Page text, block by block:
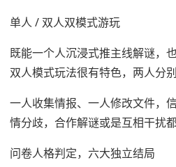
单人 / 双人双模式游玩
既能一个人沉浸式推主线解谜，
双人模式玩法很有特色，两人分
一人收集情报、一人修改文件，
情分歧，合作解谜或是互相干扰
问卷人格判定，六大独立结局